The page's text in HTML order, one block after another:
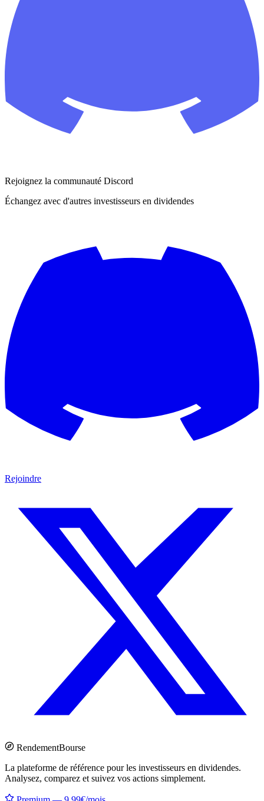
Rejoignez la communauté Discord
Échangez avec d'autres investisseurs en dividendes
Rejoindre
RendementBourse
La plateforme de référence pour les investisseurs en dividendes.
Analysez, comparez et suivez vos actions simplement.